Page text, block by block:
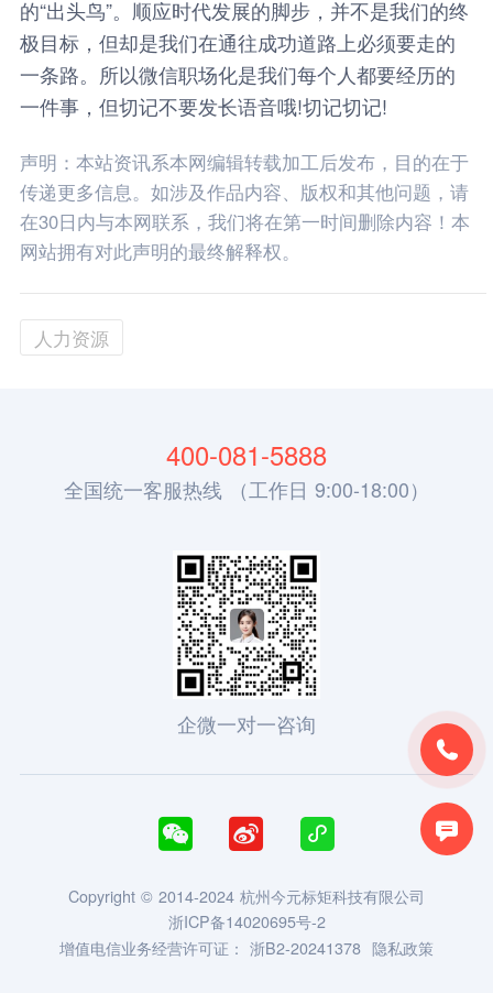
的“出头鸟”。顺应时代发展的脚步，并不是我们的终
极目标，但却是我们在通往成功道路上必须要走的
一条路。所以微信职场化是我们每个人都要经历的
一件事，但切记不要发长语音哦!切记切记!
声明：本站资讯系本网编辑转载加工后发布，目的在于
传递更多信息。如涉及作品内容、版权和其他问题，请
在30日内与本网联系，我们将在第一时间删除内容！本
网站拥有对此声明的最终解释权。
人力资源


400-081-5888
全国统一客服热线 （工作日 9:00-18:00）
企微一对一咨询
  
Copyright © 2014-2024 杭州今元标矩科技有限公司
浙ICP备14020695号-2
增值电信业务经营许可证： 浙B2-20241378 隐私政策